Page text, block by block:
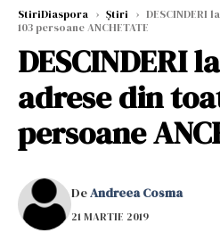
StiriDiaspora › Știri › DESCINDERI
103 persoane ANCHETATE
DESCINDERI
adrese din
persoane
DeAndreea Cosma
21 MARTIE 2019